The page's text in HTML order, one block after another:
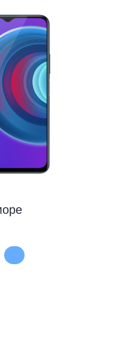
регион